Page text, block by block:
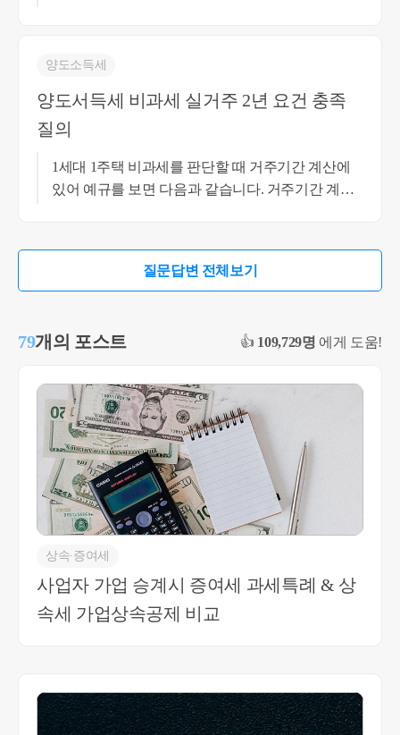
라면 비과세 요건의 부득이한 사유에 해당해 보이
방 거주자인 경우는 이 부득이한 사유에 해당되지
않아 보입니다. 자세한 사실 관계를 알아야 더 정확
사 010-4012-0152
양도소득세
양도서득세 비과세 실거주 2년 요건 충족
질의
1세대 1주택 비과세를 판단할 때 거주기간 계산에
있어 예규를 보면 다음과 같습니다. 거주기간 계산
지 못한 경우, 나머지 세대원이 거주한 경우 거주 요
의 요건에 맞는다면, 비과세는 가능할 것으로 보입
를 총체적으로 검토해야 하는 점 참고 부탁드립니
다. 추가적인 문의 사항 있으시면 언제든 연락주세
요 감사합니다. 최혜경세무사 010-4012-0152
질문답변 전체보기
79개의 포스트 👍 109,729명 에게 도움!
상속∙증여세
사업자 가업 승계시 증여세 과세특례 & 상
속세 가업상속공제 비교